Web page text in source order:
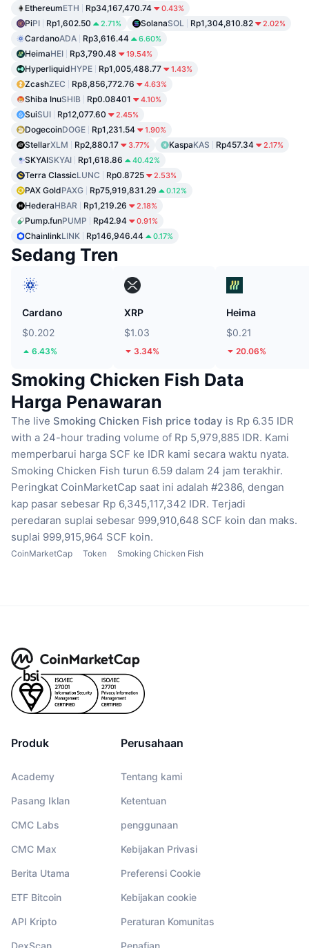
EthereumETH Rp34,167,470.74 0.43%
PiPI Rp1,602.50 2.71% SolanaSOL Rp1,304,810.82 2.02%
CardanoADA Rp3,616.44 6.60%
HeimaHEI Rp3,790.48 19.54%
HyperliquidHYPE Rp1,005,488.77 1.43%
ZcashZEC Rp8,856,772.76 4.63%
Shiba InuSHIB Rp0.08401 4.10%
SuiSUI Rp12,077.60 2.45%
DogecoinDOGE Rp1,231.54 1.90%
StellarXLM Rp2,880.17 3.77% KaspaKAS Rp457.34 2.17%
SKYAISKYAI Rp1,618.86 40.42%
Terra ClassicLUNC Rp0.8725 2.53%
PAX GoldPAXG Rp75,919,831.29 0.12%
HederaHBAR Rp1,219.26 2.18%
Pump.funPUMP Rp42.94 0.91%
ChainlinkLINK Rp146,946.44 0.17%
Sedang Tren
Cardano
$0.202
6.43%
XRP
$1.03
3.34%
Heima
$0.21
20.06%
Smoking Chicken Fish Data
Harga Penawaran
The live Smoking Chicken Fish price today is Rp 6.35 IDR
with a 24-hour trading volume of Rp 5,979,885 IDR. Kami
memperbarui harga SCF ke IDR kami secara waktu nyata.
Smoking Chicken Fish turun 6.59 dalam 24 jam terakhir.
Peringkat CoinMarketCap saat ini adalah #2386, dengan
kap pasar sebesar Rp 6,345,117,342 IDR. Terjadi
peredaran suplai sebesar 999,910,648 SCF koin dan maks.
suplai 999,915,964 SCF koin.
CoinMarketCap Token Smoking Chicken Fish
Produk
Academy
Pasang Iklan
CMC Labs
CMC Max
Berita Utama
ETF Bitcoin
API Kripto
DexScan
Perusahaan
Tentang kami
Ketentuan
penggunaan
Kebijakan Privasi
Preferensi Cookie
Kebijakan cookie
Peraturan Komunitas
Penafian